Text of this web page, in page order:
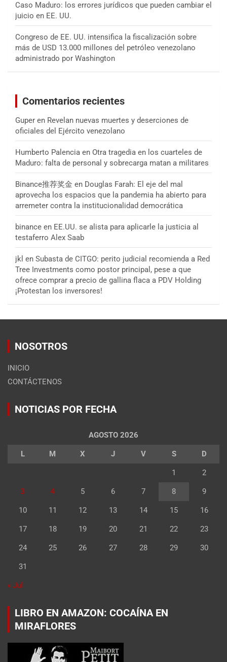
Caso Maduro: los errores jurídicos que pueden cambiar el
juicio en EE. UU.
Congreso de EE. UU. intensifica la fiscalización sobre
más de USD 13.000 millones del petróleo venezolano
administrado por Washington
Comentarios recientes
Guper en Revelan nuevas muertes y deserciones de
oficiales del Ejército venezolano
Humberto Palencia en Otra tragedia en los cuarteles de
Maduro: falta de personal y sobrecarga matan a militares
Binance推荐奖金 en Douglas Farah: El eje del mal
aprovecha los espacios que la pandemia ha abierto para
arremeter contra la institucionalidad democrática
binance en EE.UU. se alista para aplicarle la justicia al
testaferro Alex Saab
jkl en Subasta de CITGO: perito judicial recomienda a Red
Tree Investments como postor principal, pese a que
ofrece comprar a precio de gallina flaca a PDV Holding
¡Protestan los inversores!
NOSOTROS
INICIO
CONTÁCTENOS
NOTICIAS POR FECHA
AGOSTO 2026
L M X J V S D
1 2
3 4 5 6 7 8 9
10 11 12 13 14 15 16
17 18 19 20 21 22 23
24 25 26 27 28 29 30
31
« Jul
LIBRO EN AMAZON: COCAÍNA EN
MIRAFLORES